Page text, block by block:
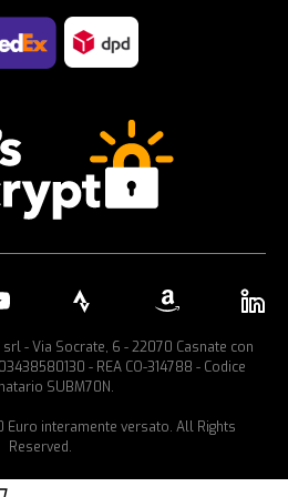
- Via Socrate, 6 - 22070 Casnate con
- REA CO-314788 - Codice
SUBM70N.
Euro interamente versato. All Rights
Reserved.